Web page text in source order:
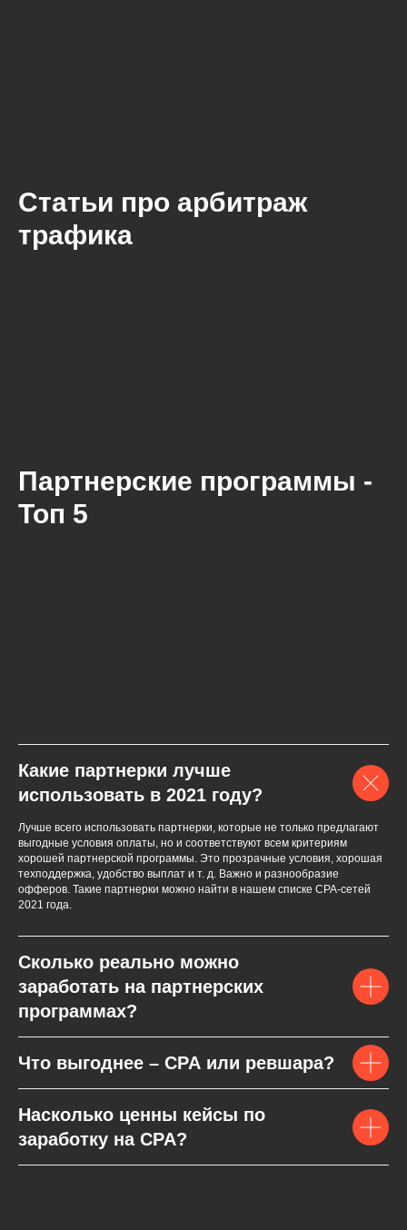
Статьи про арбитраж
трафика
Партнерские программы -
Топ 5
Какие партнерки лучше
использовать в 2021 году?
Лучше всего использовать партнерки, которые не только предлагают
выгодные условия оплаты, но и соответствуют всем критериям
хорошей партнерской программы. Это прозрачные условия, хорошая
техподдержка, удобство выплат и т. д. Важно и разнообразие
офферов. Такие партнерки можно найти в нашем списке СPA-сетей
2021 года.
Сколько реально можно
заработать на партнерских
программах?
Что выгоднее – CPA или ревшара?
Насколько ценны кейсы по
заработку на CPA?